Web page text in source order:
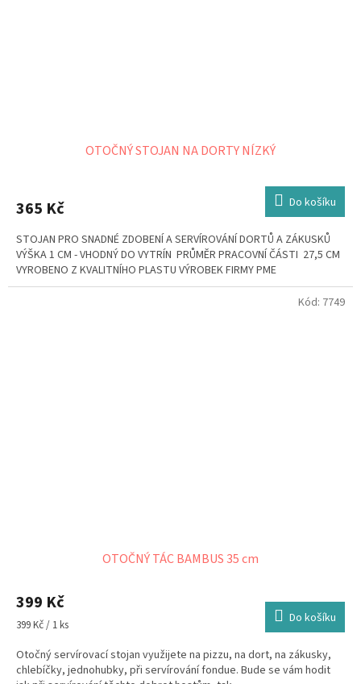
OTOČNÝ STOJAN NA DORTY NÍZKÝ
365 Kč Do košíku
STOJAN PRO SNADNÉ ZDOBENÍ A SERVÍROVÁNÍ DORTŮ A ZÁKUSKŮ
VÝŠKA 1 CM - VHODNÝ DO VYTRÍN PRŮMĚR PRACOVNÍ ČÁSTI 27,5 CM
VYROBENO Z KVALITNÍHO PLASTU VÝROBEK FIRMY PME
OTOČNÝ TÁC BAMBUS 35 cm
399 Kč
Měrná
399 Kč / 1 ks Do košíku
Otočný servírovací stojan využijete na pizzu, na dort, na zákusky,
chlebíčky, jednohubky, při servírování fondue. Bude se vám hodit
Kód: 7749